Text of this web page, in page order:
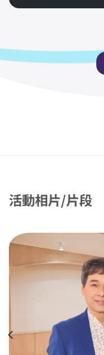
活動相片/片段